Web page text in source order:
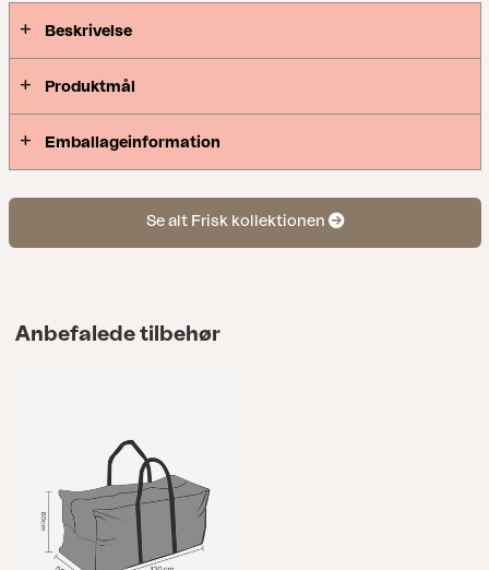
Beskrivelse
Produktmål
Emballageinformation
Se alt Frisk kollektionen
Anbefalede tilbehør